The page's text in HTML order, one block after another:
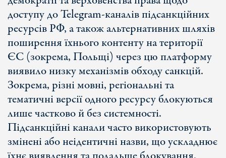
доступу до Telegram-каналів підсанкційних
ресурсів РФ, а також альтернативних шляхів
поширення їхнього контенту на території
ЄС (зокрема, Польщі) через цю платформу
виявило низку механізмів обходу санкцій.
Зокрема, різні мовні, регіональні та
тематичні версії одного ресурсу блокуються
лише частково й без системності.
Підсанкційні канали часто використовують
змінені або неідентичні назви, що ускладнює